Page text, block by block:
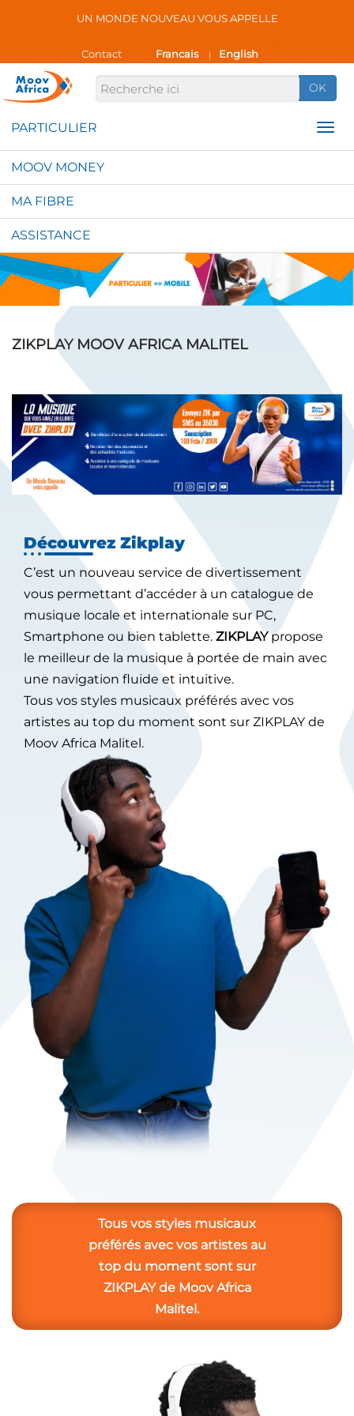
UN MONDE NOUVEAU VOUS APPELLE
Contact Francais | English
OK
MOOV MONEY
MA FIBRE
ASSISTANCE
ZIKPLAY MOOV AFRICA MALITEL
Découvrez Zikplay
C’est un nouveau service de divertissement
vous permettant d’accéder à un catalogue de
musique locale et internationale sur PC,
Smartphone ou bien tablette. ZIKPLAYpropose
le meilleur de la musique à portée de main avec
une navigation fluide et intuitive.
Tous vos styles musicaux préférés avec vos
artistes au top du moment sont sur ZIKPLAY de
Moov Africa Malitel.
Tous vos styles musicaux
préférés avec vos artistes au
top du moment sont sur
ZIKPLAY de Moov Africa
Malitel.